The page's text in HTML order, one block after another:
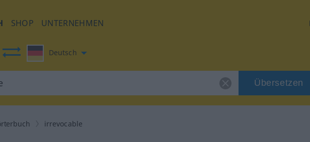
SHOP UNTERNEHMEN
Deutsch
Übersetzen
irrevocable